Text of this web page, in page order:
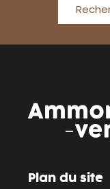
Plan du site